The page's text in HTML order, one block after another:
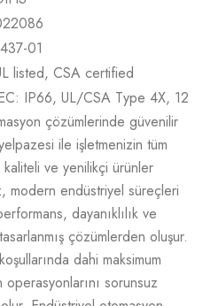
01
listed, CSA certified
IP66, UL/CSA Type 4X, 12
çözümlerinde güvenilir
ile işletmenizin tüm
kaliteli ve yenilikçi ürünler
modern endüstriyel süreçleri
dayanıklılık ve
çözümlerden oluşur.
dahi maksimum
sorunsuz